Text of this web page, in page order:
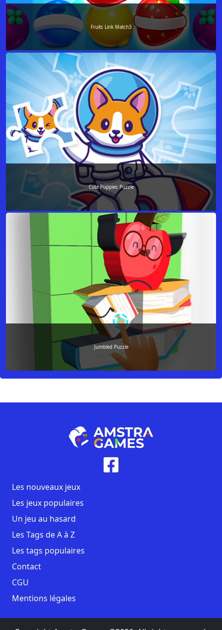
Fruits Link Match3
Cute Puppies Puzzle
Jumbled Puzzle
Les nouveaux jeux
Les jeux populaires
Un jeu au hasard
Les Tags de A à Z
Les tags populaires
Contact
CGU
Mentions légales